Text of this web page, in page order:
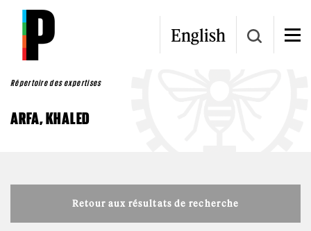
Aller au contenu principal
English
Répertoire des expertises
ARFA, KHALED
Retour aux résultats de recherche